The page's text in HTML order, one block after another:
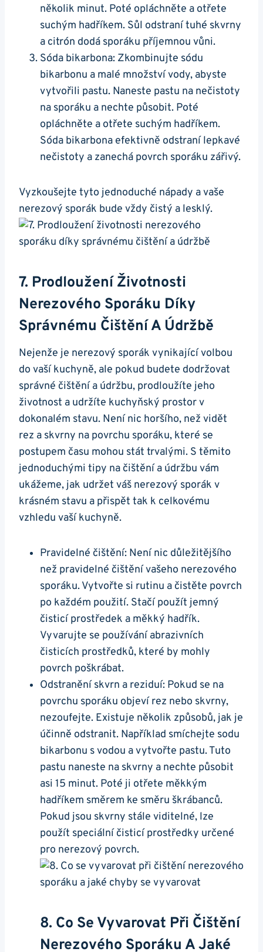
několik minut. Poté opláchněte‍ a otřete
suchým hadříkem. Sůl ⁢odstraní tuhé skvrny
a citrón‍ dodá sporáku příjemnou vůni.
Sóda bikarbona: Zkombinujte⁢ sódu
bikarbonu a malé množství vody, abyste
vytvořili pastu. Naneste pastu na nečistoty
na sporáku ⁤a nechte působit. Poté
opláchněte⁣ a otřete ⁢suchým hadříkem.
Sóda bikarbona⁤ efektivně odstraní ⁢lepkavé⁣
nečistoty ⁣a zanechá povrch sporáku zářivý.
Vyzkoušejte tyto jednoduché ‌nápady ​a vaše
nerezový sporák bude vždy čistý ‍a lesklý.
7. Prodloužení Životnosti
Nerezového⁤ Sporáku Díky
Správnému ​čištění A Údržbě
Nejenže‍ je nerezový⁢ sporák vynikající ​volbou
do vaší kuchyně, ale pokud budete‌ dodržovat
správné čištění a ⁣údržbu, ‌prodloužíte jeho
životnost⁤ a udržíte kuchyňský prostor v
dokonalém ⁣stavu.⁤ Není ⁣nic horšího, než vidět
rez a skvrny⁣ na povrchu ​sporáku, ⁣které se⁣
postupem ​času mohou stát ​trvalými. S těmito
jednoduchými⁣ tipy na⁢ čištění a údržbu ‍vám
ukážeme, jak udržet váš nerezový sporák v
krásném ⁢stavu⁤ a přispět tak k celkovému
vzhledu vaší‌ kuchyně.
Pravidelné čištění: Není nic ⁣důležitějšího
než pravidelné čištění vašeho nerezového
sporáku. Vytvořte si rutinu a čistěte⁤ povrch
po každém ​použití. ‍Stačí použít jemný
čisticí⁢ prostředek ​a ​měkký hadřík.
Vyvarujte se používání abrazivních‍
čisticích prostředků, které by⁤ mohly
povrch poškrábat.
Odstranění⁤ skvrn ‍a reziduí: Pokud​ se na
povrchu ‍sporáku‍ objeví rez‍ nebo ‍skvrny,
nezoufejte. Existuje několik způsobů, jak je
účinně odstranit. Například smíchejte sodu
bikarbonu s vodou a vytvořte ⁤pastu. ⁣Tuto
pastu naneste na skvrny ⁢a⁤ nechte působit
asi 15 minut.‌ Poté ji otřete měkkým
‌hadříkem směrem ke směru škrábanců.
‍Pokud jsou skvrny ⁣stále viditelné, ⁢lze
použít speciální čisticí‌ prostředky‍ určené
pro nerezový povrch.
8. Co Se⁤ Vyvarovat ‍při‌ Čištění ​
Nerezového Sporáku​ A Jaké